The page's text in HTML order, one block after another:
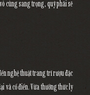
cùng sang trọng, quý phái sẽ
nghệ thuật trang trí rượu đặc
và cổ điển. Vừa thưởng thức ly